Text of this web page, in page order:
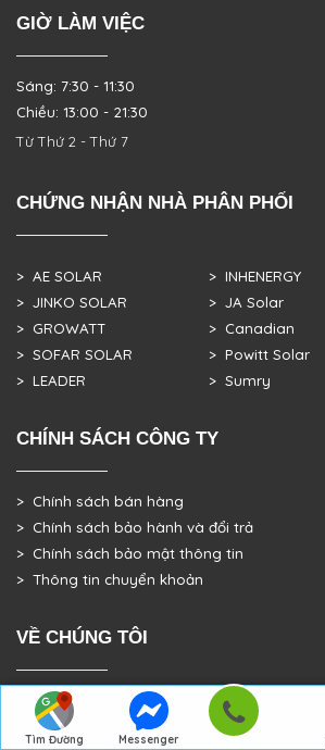
Tìm Đường
Messenger
GIỜ LÀM VIỆC
Sáng: 7:30 - 11:30
Chiều: 13:00 - 21:30
Từ Thứ 2 - Thứ 7
CHỨNG NHẬN NHÀ PHÂN PHỐI
> AE SOLAR
> JINKO SOLAR
> GROWATT
> SOFAR SOLAR
> LEADER
> INHENERGY
> JA Solar
> Canadian
> Powitt Solar
> Sumry
CHÍNH SÁCH CÔNG TY
> Chính sách bán hàng
> Chính sách bảo hành và đổi trả
> Chính sách bảo mật thông tin
> Thông tin chuyển khoản
VỀ CHÚNG TÔI
> GIỚI THIỆU
> TRANG CHỦ